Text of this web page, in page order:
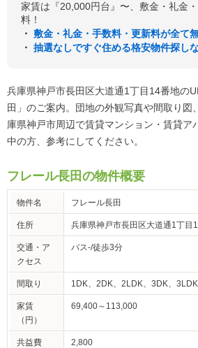
家賃は『20,000円台』〜、敷金・礼金
料！
・ 敷金・礼金・手数料・更新料が全て
・ 抽選なしですぐ住める格安物件探し
兵庫県神戸市長田区大道通1丁目14番地の
田」のご案内。団地の外観写真や間取り図
庫県神戸市周辺で賃貸マンション・賃貸ア
中の方、参考にしてください。
フレール長田の物件概要
物件名 フレール長田
住所 兵庫県神戸市長田区大道通1丁目
交通・ア
クセス
バス-/徒歩3分
間取り 1DK、2DK、2LDK、3DK、3LDK
家賃
（円）
69,400～113,000
共益費
2,800